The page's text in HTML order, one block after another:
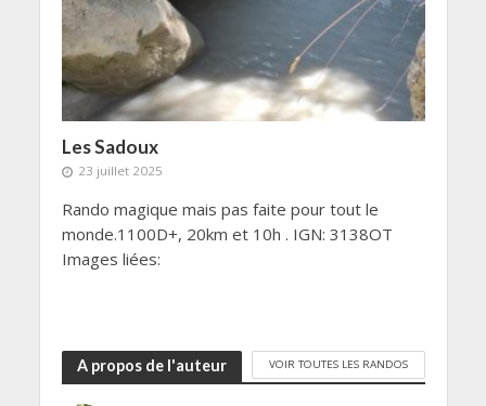
Les Sadoux
23 juillet 2025
Rando magique mais pas faite pour tout le
monde.1100D+, 20km et 10h . IGN: 3138OT
Images liées:
A propos de l'auteur VOIR TOUTES LES RANDOS